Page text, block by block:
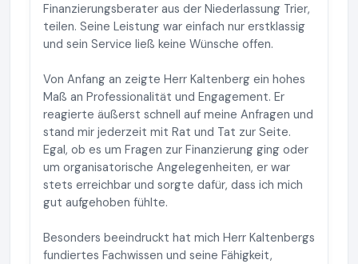
Finanzierungsberater aus der Niederlassung Trier,
teilen. Seine Leistung war einfach nur erstklassig
und sein Service ließ keine Wünsche offen.
Von Anfang an zeigte Herr Kaltenberg ein hohes
Maß an Professionalität und Engagement. Er
reagierte äußerst schnell auf meine Anfragen und
stand mir jederzeit mit Rat und Tat zur Seite.
Egal, ob es um Fragen zur Finanzierung ging oder
um organisatorische Angelegenheiten, er war
stets erreichbar und sorgte dafür, dass ich mich
gut aufgehoben fühlte.
Besonders beeindruckt hat mich Herr Kaltenbergs
fundiertes Fachwissen und seine Fähigkeit,